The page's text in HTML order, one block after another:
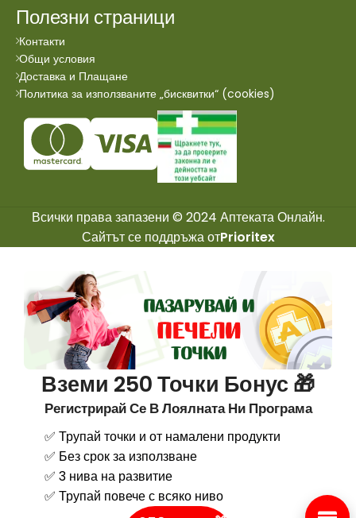
Полезни страници
Контакти
Общи условия
Доставка и Плащане
Политика за използваните „бисквитки“ (cookies)
Всички права запазени © 2024 Аптеката Онлайн.
Сайтът се поддръжа отPrioritex
Вземи 250 Точки Бонус 🎁
Регистрирай Се В Лоялната Ни Програма
✅ Трупай точки и от намалени продукти
✅ Без срок за използване
✅ 3 нива на развитие
✅ Трупай повече с всяко ниво